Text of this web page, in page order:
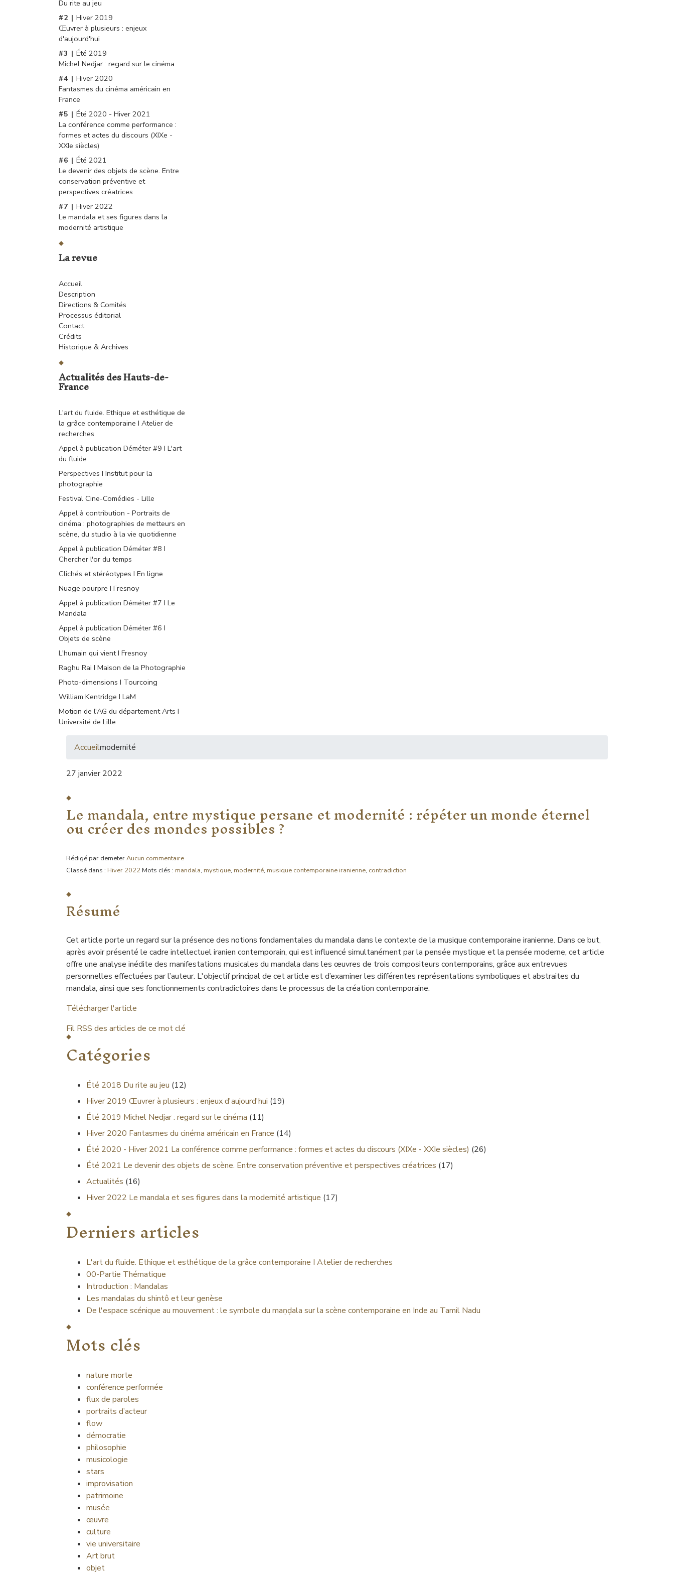
Du rite au jeu
Hiver 2019
Œuvrer à plusieurs : enjeux
d'aujourd'hui
Été 2019
Michel Nedjar : regard sur le cinéma
Hiver 2020
Fantasmes du cinéma américain en
France
Été 2020 - Hiver 2021
La conférence comme performance :
formes et actes du discours (XIXe -
XXIe siècles)
Été 2021
Le devenir des objets de scène. Entre
conservation préventive et
perspectives créatrices
Hiver 2022
Le mandala et ses figures dans la
modernité artistique
La revue
Accueil
Description
Directions & Comités
Processus éditorial
Contact
Crédits
Historique & Archives
Actualités des Hauts-de-
France
L'art du fluide. Ethique et esthétique de
la grâce contemporaine I Atelier de
recherches
Appel à publication Déméter #9 I L'art
du fluide
Perspectives I Institut pour la
photographie
Festival Cine-Comédies - Lille
Appel à contribution - Portraits de
cinéma : photographies de metteurs en
scène, du studio à la vie quotidienne
Appel à publication Déméter #8 I
Chercher l'or du temps
Clichés et stéréotypes I En ligne
Nuage pourpre I Fresnoy
Appel à publication Déméter #7 I Le
Mandala
Appel à publication Déméter #6 I
Objets de scène
L'humain qui vient I Fresnoy
Raghu Rai I Maison de la Photographie
Photo-dimensions I Tourcoing
William Kentridge I LaM
Motion de l'AG du département Arts I
Université de Lille
Accueilmodernité
27 janvier 2022
Le mandala, entre mystique persane et modernité : répéter un monde éternel
ou créer des mondes possibles ?
Rédigé par demeterAucun commentaire
Classé dans : Hiver 2022 Mots clés : mandala, mystique, modernité, musique contemporaine iranienne, contradiction
Résumé
Cet article porte un regard sur la présence des notions fondamentales du mandala dans le contexte de la musique contemporaine iranienne. Dans ce but,
après avoir présenté le cadre intellectuel iranien contemporain, qui est influencé simultanément par la pensée mystique et la pensée moderne, cet article
offre une analyse inédite des manifestations musicales du mandala dans les œuvres de trois compositeurs contemporains, grâce aux entrevues
personnelles effectuées par l’auteur. L'objectif principal de cet article est d’examiner les différentes représentations symboliques et abstraites du
mandala, ainsi que ses fonctionnements contradictoires dans le processus de la création contemporaine.
Télécharger l'article
Fil RSS des articles de ce mot clé
Catégories
Été 2018 Du rite au jeu (12)
Hiver 2019 Œuvrer à plusieurs : enjeux d'aujourd'hui (19)
Été 2019 Michel Nedjar : regard sur le cinéma (11)
Hiver 2020 Fantasmes du cinéma américain en France (14)
Été 2020 - Hiver 2021 La conférence comme performance : formes et actes du discours (XIXe - XXIe siècles) (26)
Été 2021 Le devenir des objets de scène. Entre conservation préventive et perspectives créatrices (17)
Actualités (16)
Hiver 2022 Le mandala et ses figures dans la modernité artistique (17)
Derniers articles
L'art du fluide. Ethique et esthétique de la grâce contemporaine I Atelier de recherches
00-Partie Thématique
Introduction : Mandalas
Les mandalas du shintô et leur genèse
De l'espace scénique au mouvement : le symbole du maṇḍala sur la scène contemporaine en Inde au Tamil Nadu
Mots clés
nature morte
conférence performée
flux de paroles
portraits d’acteur
flow
démocratie
philosophie
musicologie
stars
improvisation
patrimoine
musée
œuvre
culture
vie universitaire
Art brut
objet